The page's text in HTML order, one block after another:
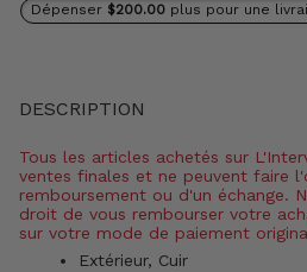
Dépenser $200.00 plus pour une
DESCRIPTION
Tous les articles achetés sur
ventes finales et ne peuvent faire
remboursement ou d'un échange.
droit de vous rembourser votre
sur votre mode de paiement
Extérieur, Cuir